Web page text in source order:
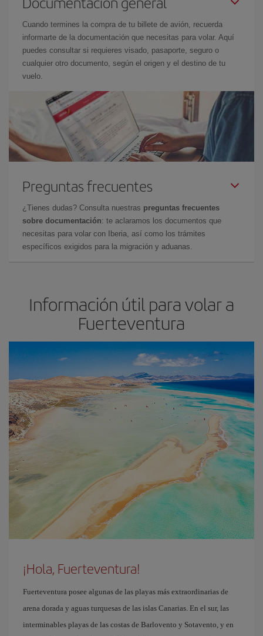
Cuando termines la compra de tu billete de avión, recuerda
informarte de la documentación que necesitas para volar. Aquí
puedes consultar si requieres visado, pasaporte, seguro o
cualquier otro documento, según el origen y el destino de tu
vuelo.
Preguntas frecuentes
¿Tienes dudas? Consulta nuestras preguntas frecuentes
sobre documentación: te aclaramos los documentos que
necesitas para volar con Iberia, así como los trámites
específicos exigidos para la migración y aduanas.
Información útil para volar a
Fuerteventura
¡Hola, Fuerteventura!
Fuerteventura posee algunas de las playas más extraordinarias de
arena dorada y aguas turquesas de las islas Canarias. En el sur, las
interminables playas de las costas de Barlovento y Sotavento, y en